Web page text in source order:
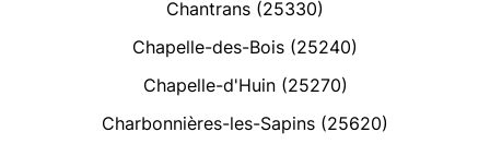
Chantrans (25330)
Chapelle-des-Bois (25240)
Chapelle-d'Huin (25270)
Charbonnières-les-Sapins (25620)